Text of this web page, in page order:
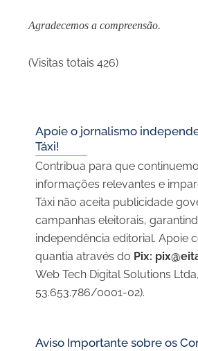
Agradecemos a compreensão.
(Visitas totais 426)
Apoie o jornalismo
Táxi!
Contribua para que
informações relevantes e
Táxi não aceita publicidade
campanhas eleitorais,
independência editorial. Apoie
quantia através do Pix:
Web Tech Digital Solutions
53.653.786/0001-02).
Aviso Importante sobre os